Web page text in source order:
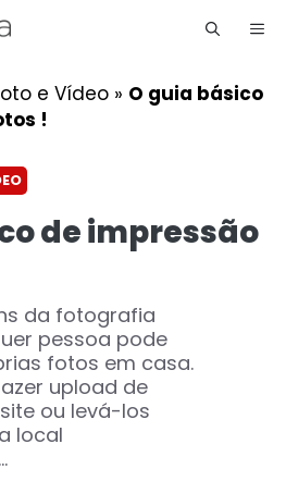
e Vídeo » O guia básico
!
de impressão
da fotografia
pessoa pode
fotos em casa.
upload de
ou levá-los
local